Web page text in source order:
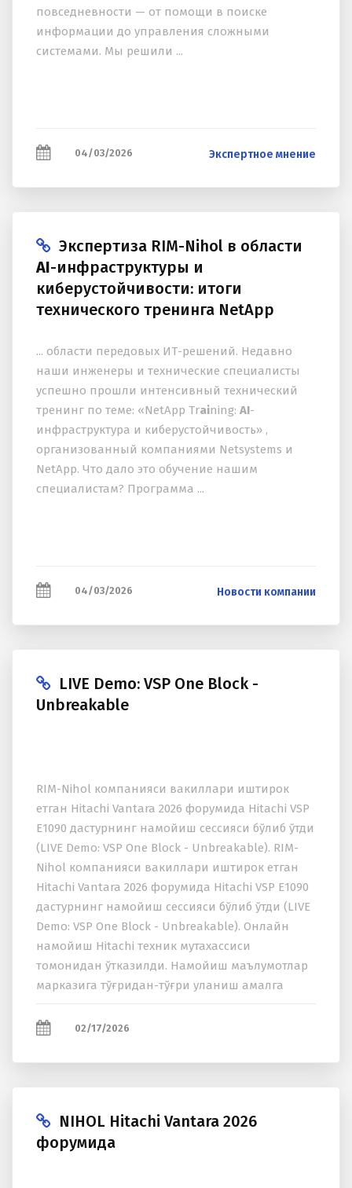
повседневности — от помощи в поиске
информации до управления сложными
системами. Мы решили ...
04/03/2026 Экспертное мнение
Экспертиза RIM-Nihol в области
AI-инфраструктуры и
киберустойчивости: итоги
технического тренинга NetApp
... области передовых ИТ-решений. Недавно
наши инженеры и технические специалисты
успешно прошли интенсивный технический
тренинг по теме: «NetApp Training: AI-
инфраструктура и киберустойчивость» ,
организованный компаниями Netsystems и
NetApp. Что дало это обучение нашим
специалистам? Программа ...
04/03/2026 Новости компании
LIVE Demo: VSP One Block -
Unbreakable
RIM-Nihol компанияси вакиллари иштирок
етган Hitachi Vantara 2026 форумида Hitachi VSP
E1090 дастурнинг намойиш сессияси бўлиб ўтди
(LIVE Demo: VSP One Block - Unbreakable). RIM-
Nihol компанияси вакиллари иштирок етган
Hitachi Vantara 2026 форумида Hitachi VSP E1090
дастурнинг намойиш сессияси бўлиб ўтди (LIVE
Demo: VSP One Block - Unbreakable). Онлайн
намойиш Hitachi техник мутахассиси
томонидан ўтказилди. Намойиш маълумотлар
марказига тўғридан-тўғри уланиш амалга
02/17/2026
NIHOL Hitachi Vantara 2026
форумида